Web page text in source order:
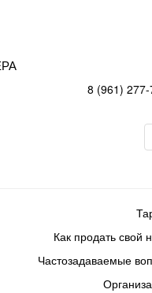
8 (961)
Как продать свой
Частозадаваемые